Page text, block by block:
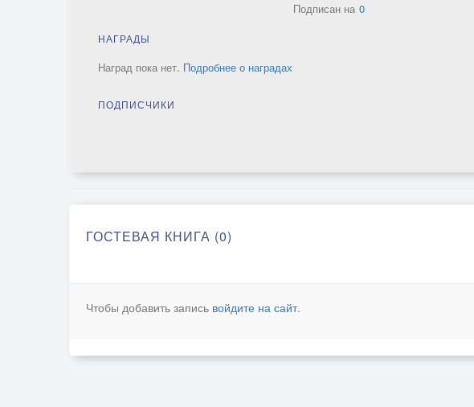
Подписан на 0
НАГРАДЫ
Наград пока нет. Подробнее о наградах
ПОДПИСЧИКИ
ГОСТЕВАЯ КНИГА (0)
Чтобы добавить запись войдите на сайт.